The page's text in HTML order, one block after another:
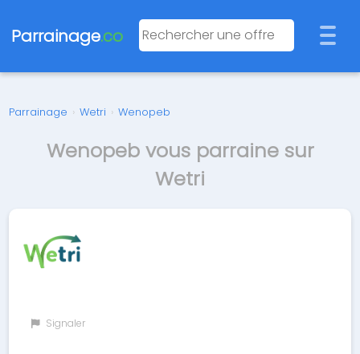
Parrainage.co
Parrainage › Wetri › Wenopeb
Wenopeb vous parraine sur
Wetri
Signaler